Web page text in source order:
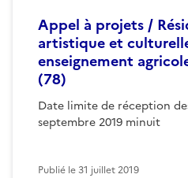
Appel à projets /
artistique et
enseignement
(78)
Date limite de réception
septembre 2019 minuit
Publié le31 juillet 2019